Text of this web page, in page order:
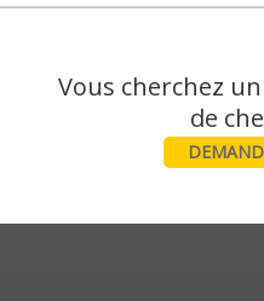
Vous cherchez